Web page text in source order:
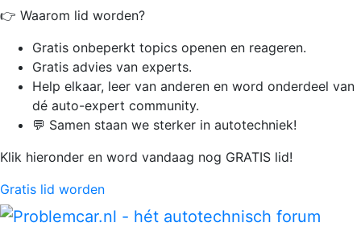
👉 Waarom lid worden?
Gratis onbeperkt topics openen en reageren.
Gratis advies van experts.
Help elkaar, leer van anderen en word onderdeel van
dé auto-expert community.
💬 Samen staan we sterker in autotechniek!
Klik hieronder en word vandaag nog GRATIS lid!
Gratis lid worden